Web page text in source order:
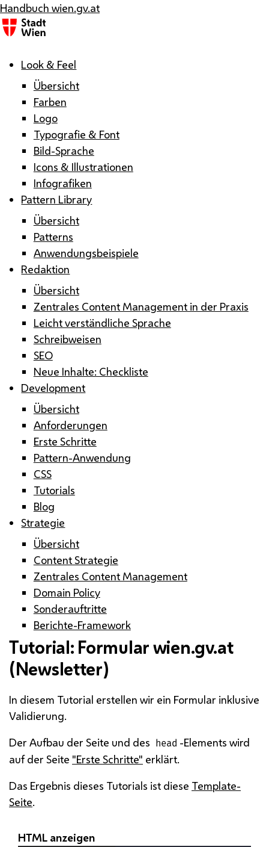
Handbuch wien.gv.at
Look & Feel
Übersicht
Farben
Logo
Typografie & Font
Bild-Sprache
Icons & Illustrationen
Infografiken
Pattern Library
Übersicht
Patterns
Anwendungsbeispiele
Redaktion
Übersicht
Zentrales Content Management in der Praxis
Leicht verständliche Sprache
Schreibweisen
SEO
Neue Inhalte: Checkliste
Development
Übersicht
Anforderungen
Erste Schritte
Pattern-Anwendung
CSS
Tutorials
Blog
Strategie
Übersicht
Content Strategie
Zentrales Content Management
Domain Policy
Sonderauftritte
Berichte-Framework
Tutorial: Formular wien.gv.at
(Newsletter)
In diesem Tutorial erstellen wir ein Formular inklusive
Validierung.
Der Aufbau der Seite und des head -Elements wird
auf der Seite "Erste Schritte" erklärt.
Das Ergebnis dieses Tutorials ist diese Template-
Seite.
HTML anzeigen